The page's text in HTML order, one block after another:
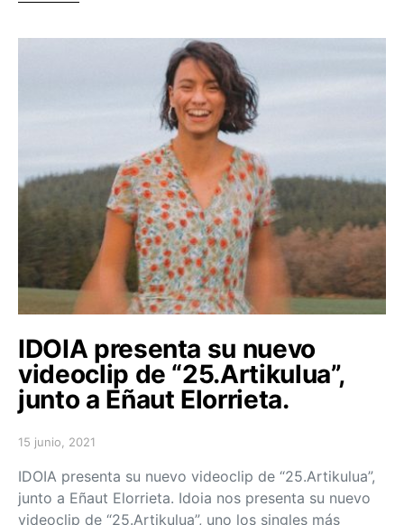
IDOIA presenta su nuevo
videoclip de “25.Artikulua”,
junto a Eñaut Elorrieta.
Posted on
15 junio, 2021
IDOIA presenta su nuevo videoclip de “25.Artikulua”,
junto a Eñaut Elorrieta. Idoia nos presenta su nuevo
videoclip de “25.Artikulua”, uno los singles más